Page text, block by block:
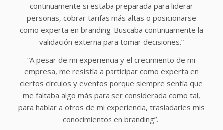
continuamente si estaba preparada para liderar
personas, cobrar tarifas más altas o posicionarse
como experta en branding. Buscaba continuamente la
validación externa para tomar decisiones.”
“A pesar de mi experiencia y el crecimiento de mi
empresa, me resistía a participar como experta en
ciertos círculos y eventos porque siempre sentía que
me faltaba algo más para ser considerada como tal,
para hablar a otros de mi experiencia, trasladarles mis
conocimientos en branding”.